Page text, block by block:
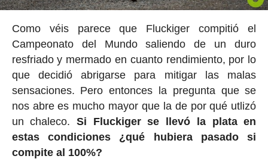
Como véis parece que Fluckiger compitió el
Campeonato del Mundo saliendo de un duro
resfriado y mermado en cuanto rendimiento, por lo
que decidió abrigarse para mitigar las malas
sensaciones. Pero entonces la pregunta que se
nos abre es mucho mayor que la de por qué utlizó
un chaleco.Si Fluckiger se llevó la plata en
estas condiciones ¿qué hubiera pasado si
compite al 100%?